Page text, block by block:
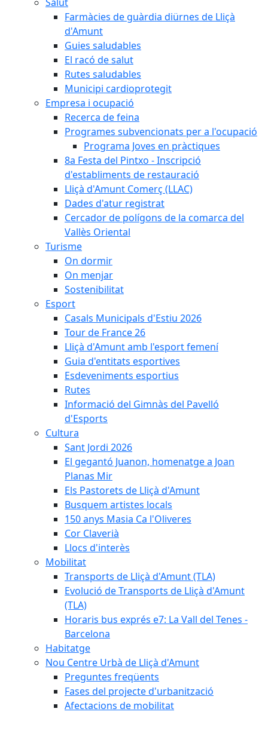
Farmàcies de guàrdia diürnes de Lliçà
d'Amunt
Guies saludables
El racó de salut
Rutes saludables
Municipi cardioprotegit
Empresa i ocupació
Recerca de feina
Programes subvencionats per a l'ocupació
Programa Joves en pràctiques
8a Festa del Pintxo - Inscripció
d'establiments de restauració
Lliçà d'Amunt Comerç (LLAC)
Dades d'atur registrat
Cercador de polígons de la comarca del
Vallès Oriental
Turisme
On dormir
On menjar
Sostenibilitat
Esport
Casals Municipals d'Estiu 2026
Tour de France 26
Lliçà d'Amunt amb l'esport femení
Guia d'entitats esportives
Esdeveniments esportius
Rutes
Informació del Gimnàs del Pavelló
d'Esports
Cultura
Sant Jordi 2026
El gegantó Juanon, homenatge a Joan
Planas Mir
Els Pastorets de Lliçà d'Amunt
Busquem artistes locals
150 anys Masia Ca l'Oliveres
Cor Claverià
Llocs d'interès
Mobilitat
Transports de Lliçà d'Amunt (TLA)
Evolució de Transports de Lliçà d'Amunt
(TLA)
Horaris bus exprés e7: La Vall del Tenes -
Barcelona
Habitatge
Nou Centre Urbà de Lliçà d'Amunt
Preguntes freqüents
Fases del projecte d'urbanització
Afectacions de mobilitat